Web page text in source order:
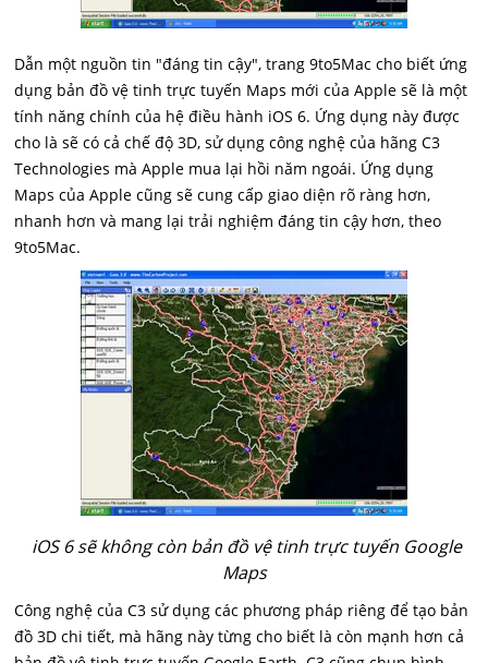
Dẫn một nguồn tin "đáng tin cậy", trang 9to5Mac cho biết ứng
dụng bản đồ vệ tinh trực tuyến Maps mới của Apple sẽ là một
tính năng chính của hệ điều hành iOS 6. Ứng dụng này được
cho là sẽ có cả chế độ 3D, sử dụng công nghệ của hãng C3
Technologies mà Apple mua lại hồi năm ngoái. Ứng dụng
Maps của Apple cũng sẽ cung cấp giao diện rõ ràng hơn,
nhanh hơn và mang lại trải nghiệm đáng tin cậy hơn, theo
9to5Mac.
iOS 6 sẽ không còn bản đồ vệ tinh trực tuyến Google
Maps
Công nghệ của C3 sử dụng các phương pháp riêng để tạo bản
đồ 3D chi tiết, mà hãng này từng cho biết là còn mạnh hơn cả